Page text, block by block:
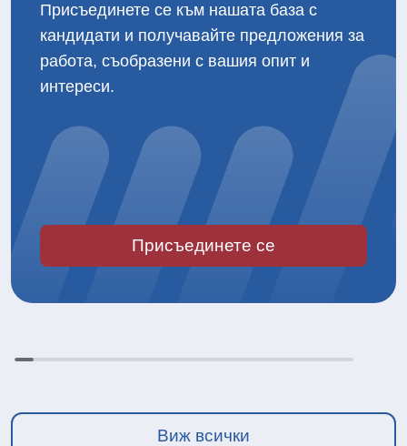
Присъединете се към нашата база с
кандидати и получавайте предложения за
работа, съобразени с вашия опит и
интереси.
Присъединете се
Виж всички